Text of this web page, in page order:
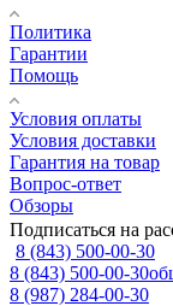
Политика
Гарантии
Помощь
Условия оплаты
Условия доставки
Гарантия на товар
Вопрос-ответ
Обзоры
Подписаться на
8 (843) 500-00-30
8 (843) 500-00-30
8 (987) 284-00-30